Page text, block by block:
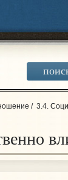
/ 3.4.